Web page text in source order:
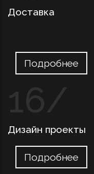
Доставка
Подробнее
Дизайн проекты
Подробнее